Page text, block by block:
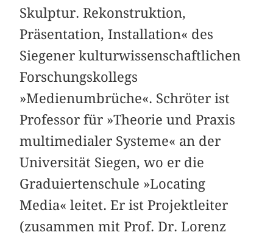
Skulptur. Rekonstruktion,
Präsentation, Installation« des
Siegener kulturwissenschaftlichen
Forschungskollegs
»Medienumbrüche«. Schröter ist
Professor für »Theorie und Praxis
multimedialer Systeme« an der
Universität Siegen, wo er die
Graduiertenschule »Locating
Media« leitet. Er ist Projektleiter
(zusammen mit Prof. Dr. Lorenz